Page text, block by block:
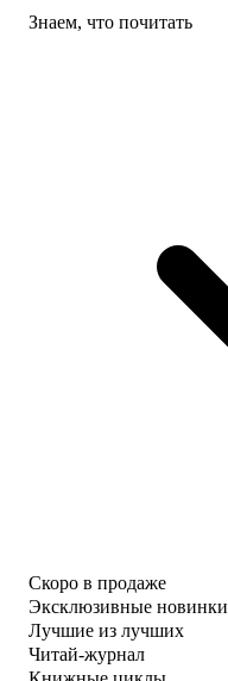
Знаем, что почитать
Скоро в продаже
Эксклюзивные новинки
Лучшие из лучших
Читай-журнал